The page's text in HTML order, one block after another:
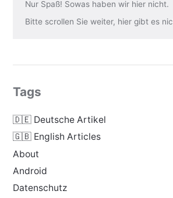
Nur Spaß! Sowas haben wir hier nicht.
Bitte scrollen Sie weiter, hier gibt es
Tags
🇩🇪 Deutsche Artikel
🇬🇧 English Articles
About
Android
Datenschutz